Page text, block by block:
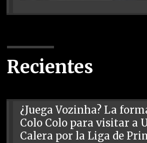
Recientes
¿Juega Vozinha? La
Colo Colo para visitar a
Calera por la Liga de